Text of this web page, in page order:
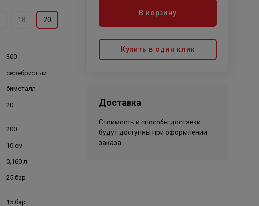
18 20
300
серебристый
биметалл
20
200
10 см
0,160 л
25 бар
15 бар
В корзину
Купить в один клик
Доставка
Стоимость и способы доставки
будут доступны при оформлении
заказа.